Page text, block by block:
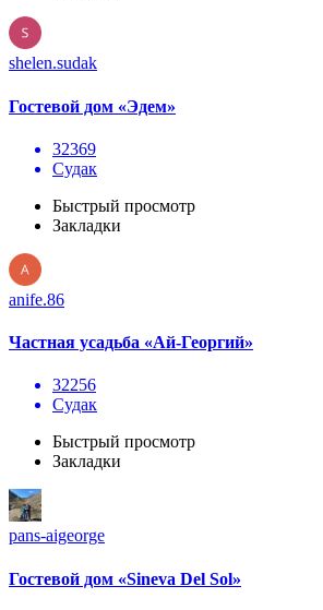
shelen.sudak
Гостевой дом «Эдем»
32369
Судак
Быстрый просмотр
Закладки
anife.86
Частная усадьба «Ай-Георгий»
32256
Судак
Быстрый просмотр
Закладки
pans-aigeorge
Гостевой дом «Sineva Del Sol»